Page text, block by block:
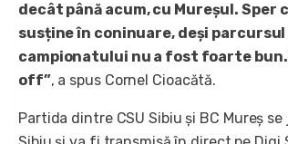
decât până acum, cu Mureșul. Sper
susține în coninuare, deși
campionatului nu a fost foarte bun.
off”, a spus Cornel Cioacătă.
Partida dintre CSU Sibiu și BC Mureș